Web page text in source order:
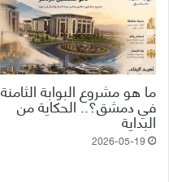
ما هو مشروع البوابة الثامنة
في دمشق؟.. الحكاية من
البداية
2026-05-19